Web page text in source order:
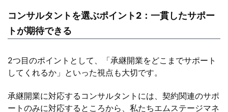
コンサルタントを選ぶポイント2：一貫したサポー
トが期待できる
2つ目のポイントとして、「承継開業をどこまでサポート
してくれるか」といった視点も大切です。
承継開業に対応するコンサルタントには、契約関連のサポ
ートのみに対応するところから、私たちエムステージマネ